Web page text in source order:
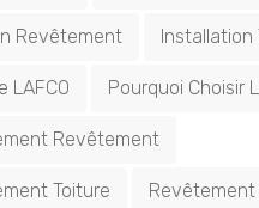
Revêtement Installation
LAFCO Pourquoi Choisir
Revêtement
Toiture Revêtement